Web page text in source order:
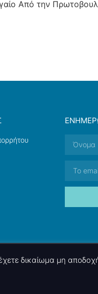
Από την
δικαίωμα μη